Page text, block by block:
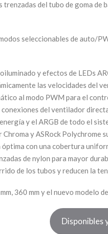
del tubo de goma de
seleccionables de auto/
y efectos de LEDs
las velocidades del
al modo PWM para el
del ventilador
y el ARGB de todo el
y ASRock Polychrome
con una cobertura
de nylon para mayor
de los tubos y reducen la
360 mm y el nuevo modelo
Disponibles